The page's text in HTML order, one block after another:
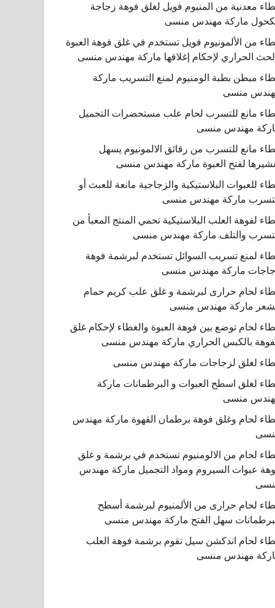
معدنية من المنيوم فويل لغلق فوهة زجاجة
ماركة مهندس منسى
من الألمونيوم فويل تستخدم في غلق فوهة العبوة
الحراري لإحكام إغلاقها ماركة مهندس منسى
مبطن بطبة الومنيوم لمنع التسريب ماركة
منسى
مانع للتسرب لحام علب مستحضرات التجميل
مهندس منسى
مانع للتسرب من رقائق الالمونيوم يسهل
لفتح العبوة ماركة مهندس منسى
للعبوات البلاستيكية والزجاجية مانعة للعبث أو
ماركة مهندس منسى
لفوهة العلب البلاستيكية تحمي المنتج المعبأ من
والتلف ماركة مهندس منسى
لمنع تسريب السوائل تستخدم لبرشمة فوهة
ماركة مهندس منسى
لحام حرارى لبرشمة و غلق علب كريم حمام
ماركة مهندس منسى
لحام توضع بين فوهة العبوة والغطاء لإحكام غلق
بالكبس الحراري ماركة مهندس منسى
لغلق لزجاجات ماركة مهندس منسى
لغلق اسطح العبوات و البرطمانات ماركة
منسى
لحام وغلق فوهة برطمان القهوة ماركة مهندس
لحام من الالومنيوم تستخدم في برشمة و غلق
عبوات السيروم ومواد التجميل ماركة مهندس
لحام حرارى من الألمنيوم لبرشمة أسطح
سهل الفتح ماركة مهندس منسى
لحام اندكشن سيل تقوم برشمة فوهة العلب
مهندس منسى